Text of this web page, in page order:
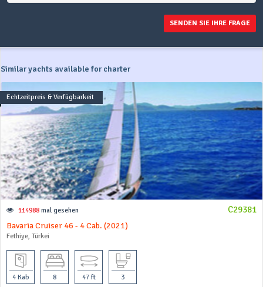
SENDEN SIE IHRE FRAGE
Similar yachts available for charter
Echtzeitpreis & Verfügbarkeit
C29381
114988 mal gesehen
Bavaria Cruiser 46 - 4 Cab. (2021)
Fethiye, Türkei
4 Kab 8 47 ft 3